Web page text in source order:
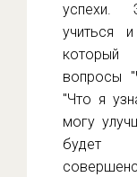
успехи.
учиться
вопросы
"Что я
могу
будет